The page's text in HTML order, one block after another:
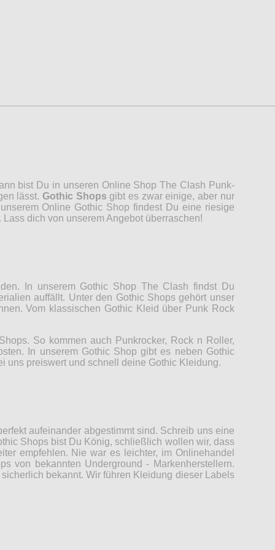
bist Du in unseren Online Shop The Clash Punk-
lässt. Gothic Shops gibt es zwar einige, aber nur
Online Gothic Shop findest Du eine riesige
dich von unserem Angebot überraschen!
In unserem Gothic Shop The Clash findst Du
auffällt. Unter den Gothic Shops gehört unser
Vom klassischen Gothic Kleid über Punk Rock
So kommen auch Punkrocker, Rock n Roller,
In unserem Gothic Shop gibt es neben Gothic
uns preiswert und schnell deine Gothic Kleidung.
aufeinander abgestimmt sind. Schreib uns eine
Shops bist Du König, schließlich wollen wir, dass
empfehlen. Nie war es leichter, im Onlinehandel
von bekannten Underground - Markenherstellern.
bekannt. Wir führen Kleidung dieser Labels